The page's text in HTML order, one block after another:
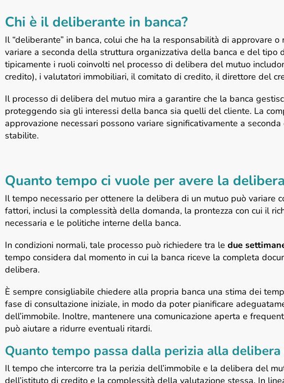
Chi è il deliberante in banca?
Il “deliberante” in banca, colui che ha la responsabilità di approvare
variare a seconda della struttura organizzativa della banca e del tipo
tipicamente i ruoli coinvolti nel processo di delibera del mutuo
credito), i valutatori immobiliari, il comitato di credito, il direttore del
Il processo di delibera del mutuo mira a garantire che la banca
proteggendo sia gli interessi della banca sia quelli del cliente. La
approvazione necessari possono variare significativamente a
stabilite.
Quanto tempo ci vuole per avere la
Il tempo necessario per ottenere la delibera di un mutuo può variare
fattori, inclusi la complessità della domanda, la prontezza con cui il
necessaria e le politiche interne della banca.
In condizioni normali, tale processo può richiedere tra le due
tempo considera dal momento in cui la banca riceve la completa
delibera.
È sempre consigliabile chiedere alla propria banca una stima dei
fase di consultazione iniziale, in modo da poter pianificare
dell’immobile. Inoltre, mantenere una comunicazione aperta e
può aiutare a ridurre eventuali ritardi.
Quanto tempo passa dalla perizia alla
Il tempo che intercorre tra la perizia dell’immobile e la delibera del
dell’istituto di credito e la complessità della valutazione stessa. In